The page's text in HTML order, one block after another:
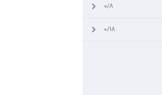
0/8
0/18